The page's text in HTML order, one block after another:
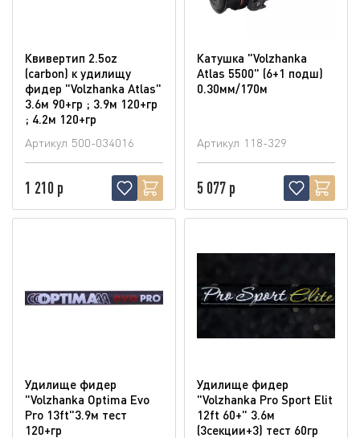
Квивертип 2.5oz
(carbon) к удилищу
фидер "Volzhanka Atlas"
3.6м 90+гр ; 3.9м 120+гр
; 4.2м 120+гр
Артикул 500-034016
1 210 р
Катушка "Volzhanka
Atlas 5500" (6+1 подш)
0.30мм/170м
Артикул 118-329
5 077 р
Удилище фидер
"Volzhanka Optima Evo
Pro 13ft"3.9м тест
120+гр
Удилище фидер
"Volzhanka Pro Sport Elit
12ft 60+" 3.6м
(3секции+3) тест 60гр